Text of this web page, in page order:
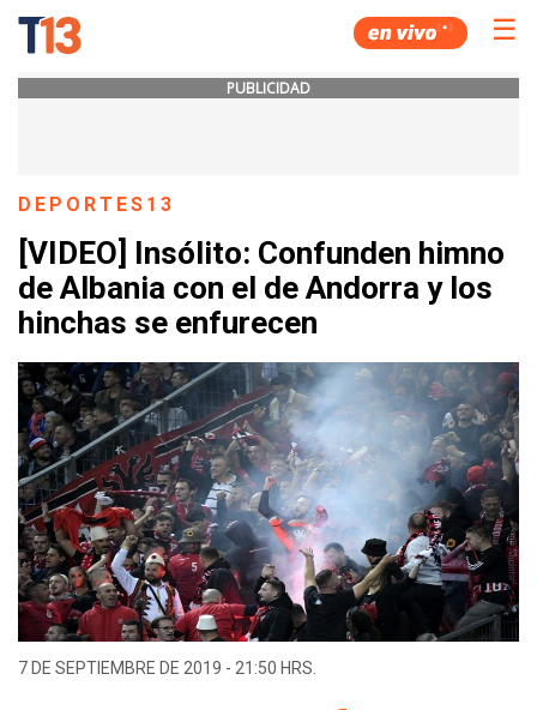
☰
PUBLICIDAD
DEPORTES13
[VIDEO] Insólito: Confunden himno
de Albania con el de Andorra y los
hinchas se enfurecen
7 DE SEPTIEMBRE DE 2019 - 21:50 HRS.